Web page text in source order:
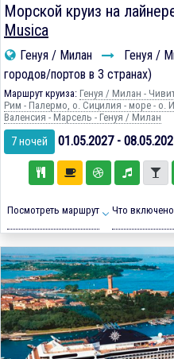
Морской круиз на
Musica
Генуя / Милан
Генуя /
городов/портов в 3 странах)
Маршрут круиза: Генуя / Милан -
Рим - Палермо, о. Сицилия - море - о.
Валенсия - Марсель - Генуя / Милан
7 ночей 01.05.2027 -
Посмотреть маршрут Что включено